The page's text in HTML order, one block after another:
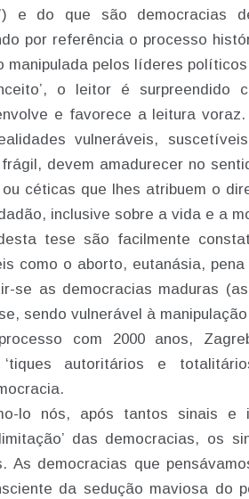
e do que são democracias
por referência o processo
manipulada pelos líderes
o leitor é surpreendido
e favorece a leitura
vulneráveis,
devem amadurecer no
céticas que lhes atribuem o
inclusive sobre a vida e a
tese são facilmente
como o aborto, eutanásia,
se as democracias maduras
sendo vulnerável à
com 2000 anos,
‘tiques autoritários e
lo nós, após tantos sinais e
das democracias, os
As democracias que
da sedução maviosa do